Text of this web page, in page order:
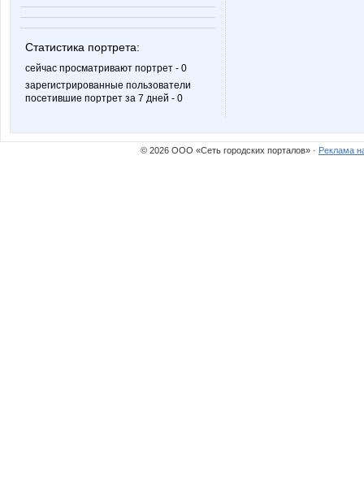
Статистика портрета:
сейчас просматривают портрет - 0
зарегистрированные пользователи
посетившие портрет за 7 дней - 0
© 2026 ООО «Сеть городских порталов» · Реклама